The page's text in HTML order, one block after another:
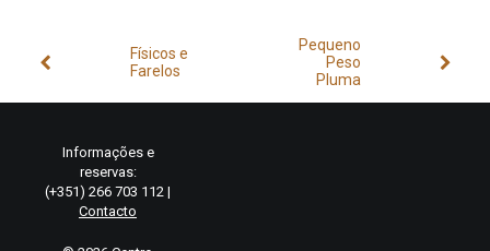
Físicos e
Farelos
Pequeno
Peso
Pluma
Informações e
reservas:
(+351) 266 703 112 |
Contacto